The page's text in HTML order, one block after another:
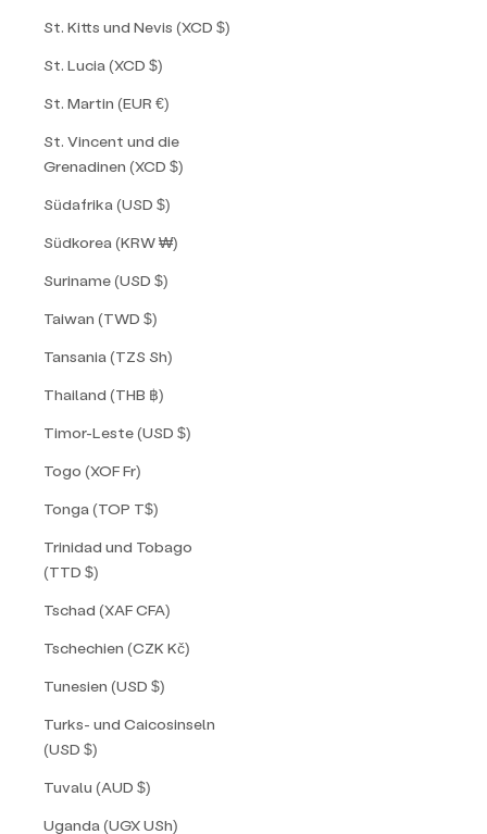
St. Kitts und Nevis (XCD $)
St. Lucia (XCD $)
St. Martin (EUR €)
St. Vincent und die
Grenadinen (XCD $)
Südafrika (USD $)
Südkorea (KRW ₩)
Suriname (USD $)
Taiwan (TWD $)
Tansania (TZS Sh)
Thailand (THB ฿)
Timor-Leste (USD $)
Togo (XOF Fr)
Tonga (TOP T$)
Trinidad und Tobago
(TTD $)
Tschad (XAF CFA)
Tschechien (CZK Kč)
Tunesien (USD $)
Turks- und Caicosinseln
(USD $)
Tuvalu (AUD $)
Uganda (UGX USh)